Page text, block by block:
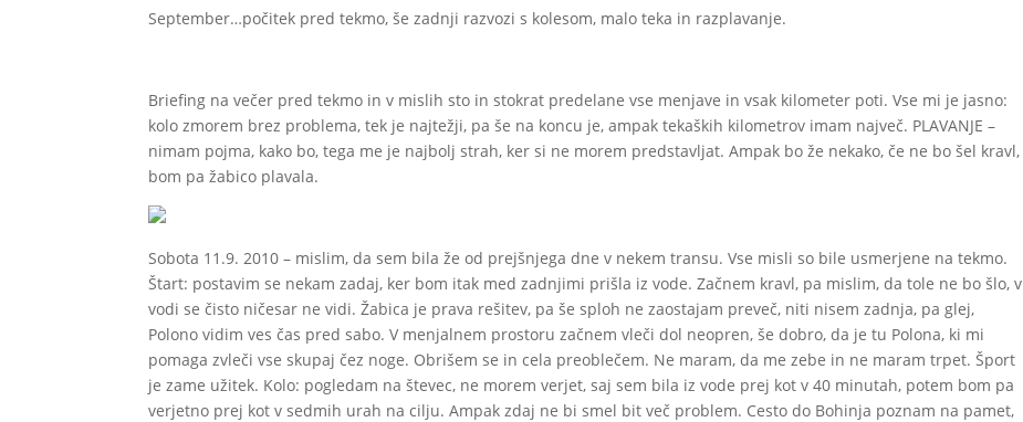
September…počitek pred tekmo, še zadnji razvozi s kolesom, malo teka in razplavanje.
Briefing na večer pred tekmo in v mislih sto in stokrat predelane vse menjave in vsak kilometer poti. Vse mi je jasno:
kolo zmorem brez problema, tek je najtežji, pa še na koncu je, ampak tekaških kilometrov imam največ. PLAVANJE –
nimam pojma, kako bo, tega me je najbolj strah, ker si ne morem predstavljat. Ampak bo že nekako, če ne bo šel kravl,
bom pa žabico plavala.
Sobota 11.9. 2010 – mislim, da sem bila že od prejšnjega dne v nekem transu. Vse misli so bile usmerjene na tekmo.
Štart: postavim se nekam zadaj, ker bom itak med zadnjimi prišla iz vode. Začnem kravl, pa mislim, da tole ne bo šlo, v
vodi se čisto ničesar ne vidi. Žabica je prava rešitev, pa še sploh ne zaostajam preveč, niti nisem zadnja, pa glej,
Polono vidim ves čas pred sabo. V menjalnem prostoru začnem vleči dol neopren, še dobro, da je tu Polona, ki mi
pomaga zvleči vse skupaj čez noge. Obrišem se in cela preoblečem. Ne maram, da me zebe in ne maram trpet. Šport
je zame užitek. Kolo: pogledam na števec, ne morem verjet, saj sem bila iz vode prej kot v 40 minutah, potem bom pa
verjetno prej kot v sedmih urah na cilju. Ampak zdaj ne bi smel bit več problem. Cesto do Bohinja poznam na pamet,